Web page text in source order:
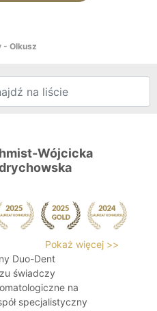
- Olkusz
Wójcicka
Pokaż więcej >>
Duo-Dent
świadczy
na
specjalistyczny